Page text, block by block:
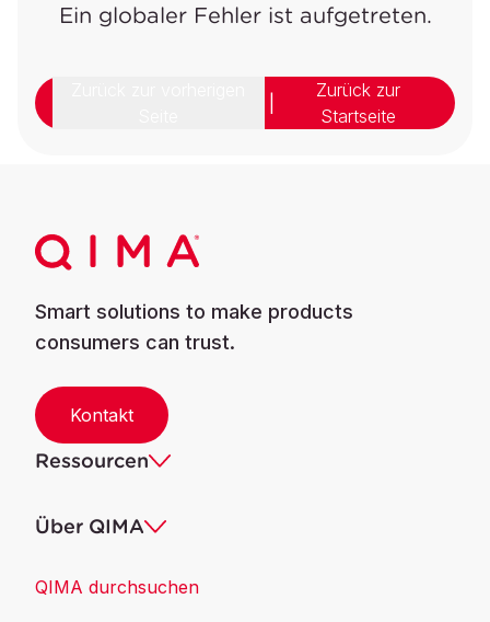
Ein globaler Fehler ist aufgetreten.
Zurück zur
Startseite
Smart solutions to make products
consumers can trust.
Kontakt
Ressourcen
Über QIMA
QIMA durchsuchen